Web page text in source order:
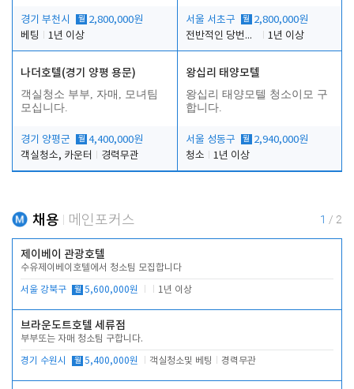
경기 부천시 월 2,800,000원
베팅
1년 이상
서울 서초구 월 2,800,000원
전반적인 당번업무
1년 이상
나더호텔(경기 양평 용문)
객실청소 부부, 자매, 모녀팀
모십니다.
경기 양평군 월 4,400,000원
객실청소, 카운터
경력무관
왕십리 태양모텔
왕십리 태양모텔 청소이모 구
합니다.
서울 성동구 월 2,940,000원
청소
1년 이상
채용 메인포커스 1 / 2
제이베이 관광호텔
수유제이베이호텔에서 청소팀 모집합니다
서울 강북구 월 5,600,000원 1년 이상
브라운도트호텔 세류점
부부또는 자매 청소팀 구합니다.
경기 수원시 월 5,400,000원 객실청소및 베팅 경력무관